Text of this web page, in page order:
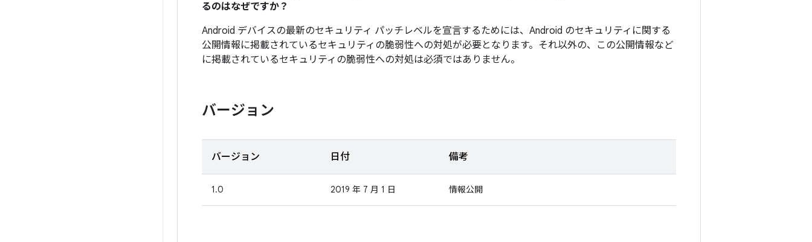
るのはなぜですか？
Android デバイスの最新のセキュリティ パッチレベルを宣言するためには、Android のセキュリティに関する
公開情報に掲載されているセキュリティの脆弱性への対処が必要となります。それ以外の、この公開情報など
に掲載されているセキュリティの脆弱性への対処は必須ではありません。
バージョン
バージョン 日付 備考
1.0 2019 年 7 月 1 日 情報公開